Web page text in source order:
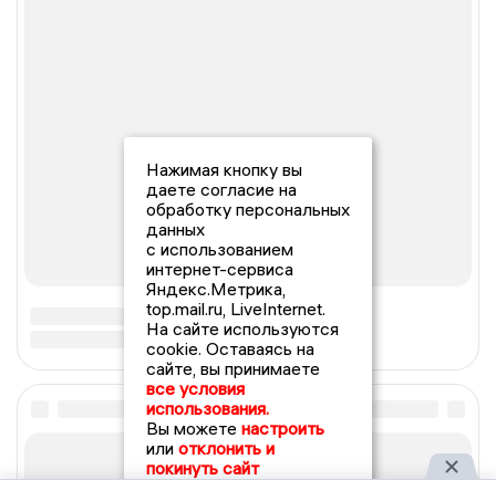
Нажимая кнопку вы
даете согласие на
обработку персональных
данных
с использованием
интернет-сервиса
Яндекс.Метрика,
top.mail.ru, LiveInternet.
На сайте используются
cookie. Оставаясь на
сайте, вы принимаете
все условия
использования.
Вы можете настроить
или отклонить и
покинуть сайт